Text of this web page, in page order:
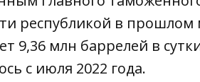
республикой в прошлом
9,36 млн баррелей в
с июля 2022 года.